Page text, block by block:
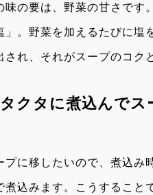
味の要は、野菜の甘さです
」。野菜を加えるたびに塩
され、それがスープのコク
タクタに煮込んで
プに移したいので、煮込み
煮込みます。こうすること